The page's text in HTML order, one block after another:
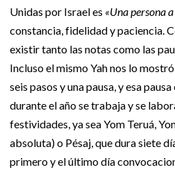
Unidas por Israel es «Una persona
constancia, fidelidad y paciencia.
existir tanto las notas como las
Incluso el mismo Yah nos lo
seis pasos y una pausa, y esa
durante el año se trabaja y se
festividades, ya sea Yom Teruá,
absoluta) o Pésaj, que dura siete
primero y el último día